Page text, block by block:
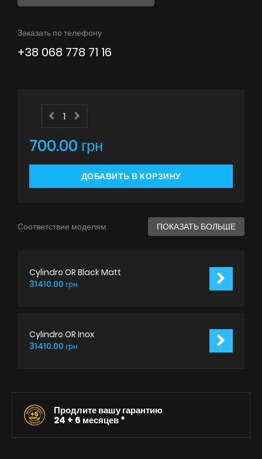
Советы
Сервис
Инструкции
Заказать по телефону
+38 068 778 71 16
700.00 грн
ДОБАВИТЬ В КОРЗИНУ
Соответствие моделям ПОКАЗАТЬ БОЛЬШЕ
Cylindro OR Black Matt
31410.00 грн
Cylindro OR Inox
31410.00 грн
Продлите вашу гарантию
24 + 6 месяцев *